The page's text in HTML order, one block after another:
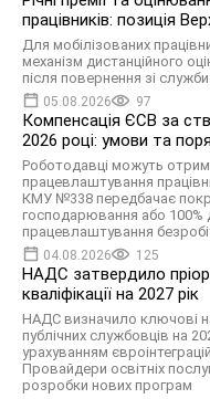
працівників: позиція
Для мобілізованих
механізм дистанційного
після повернення зі служби
05.08.2026 97
Компенсація ЄСВ за
2026 році: умови та
Роботодавці можуть
працевлаштування
КМУ №338 передбачає
господарювання або 100%
працевлаштування
04.08.2026 125
НАДС затвердило
кваліфікації на 2027 рік
НАДС визначило ключові
публічних службовців на
урахуванням
Провайдери освітніх
розробки нових програм